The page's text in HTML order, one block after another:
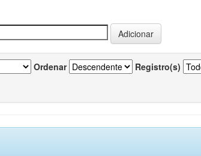
Ordenar Registro(s)